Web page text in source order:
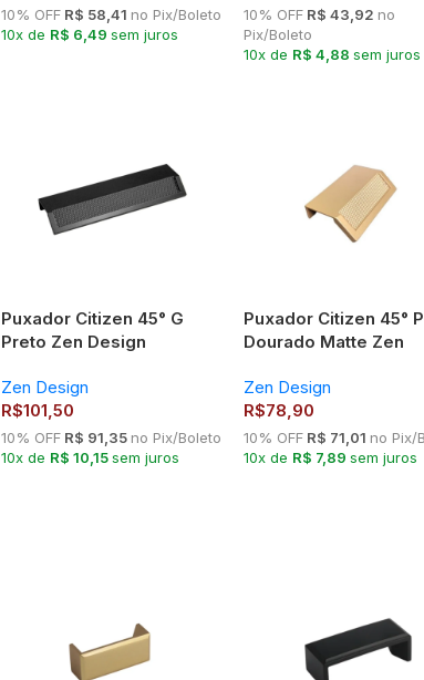
10% OFFR$ 58,41 no Pix/Boleto
10x de R$ 6,49 sem juros
10% OFFR$ 43,92 no
Pix/Boleto
10x de R$ 4,88 sem juros
Puxador Citizen 45° G
Preto Zen Design
Zen Design
R$101,50
10% OFFR$ 91,35 no Pix/Boleto
10x de R$ 10,15sem juros
Puxador Citizen 45° P
Dourado Matte Zen
Zen Design
R$78,90
10% OFFR$ 71,01 no Pix/
10x de R$ 7,89 sem juros